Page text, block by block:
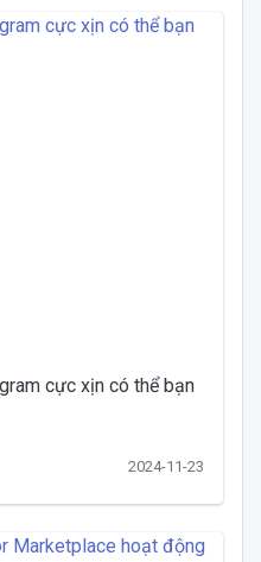
cực xịn có thể bạn
2024-11-23